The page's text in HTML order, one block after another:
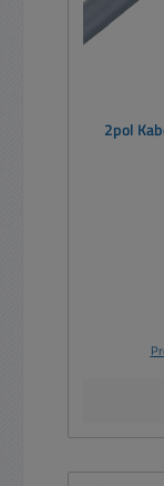
2pol